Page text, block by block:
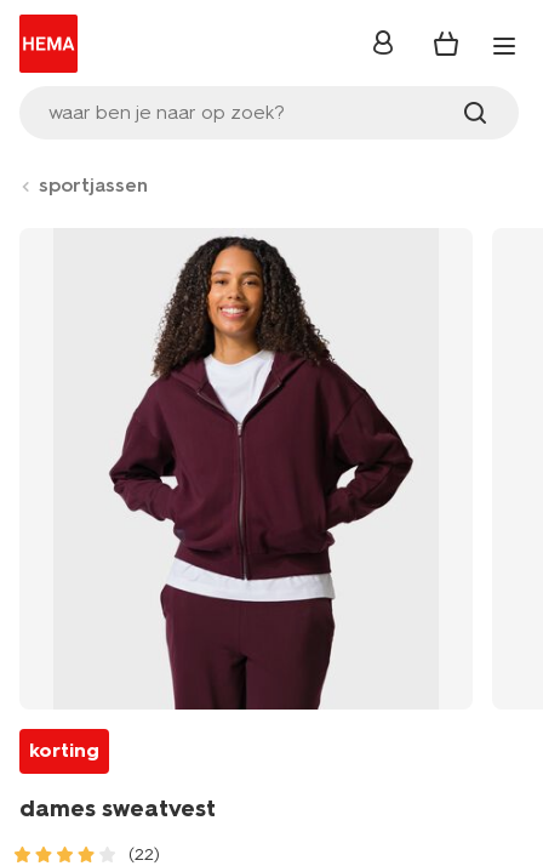
waar ben je naar op zoek?
inloggen
sportjassen
korting
dames sweatvest
(22)